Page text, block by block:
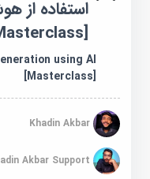
استفاده از
using AI
[Masterclass]
Khadin Akbar
Khadin Akbar Support